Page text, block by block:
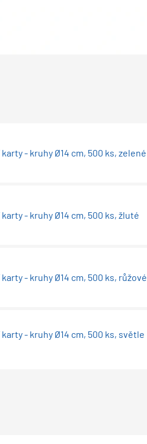
- kruhy Ø14 cm, 500 ks, zelené
- kruhy Ø14 cm, 500 ks, žluté
- kruhy Ø14 cm, 500 ks, růžové
- kruhy Ø14 cm, 500 ks, světle